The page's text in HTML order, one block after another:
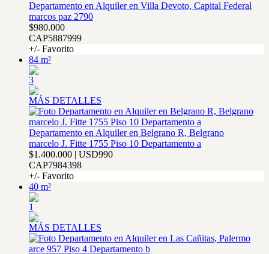
Departamento en Alquiler en Villa Devoto, Capital Federal
marcos paz 2790
$980.000
CAP5887999
+/- Favorito
84 m²
3
MÁS DETALLES
Departamento en Alquiler en Belgrano R, Belgrano
marcelo J. Fitte 1755 Piso 10 Departamento a
$1.400.000 | USD990
CAP7984398
+/- Favorito
40 m²
1
MÁS DETALLES